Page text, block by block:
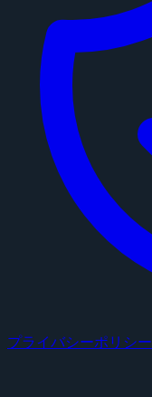
プライバシーポリシー